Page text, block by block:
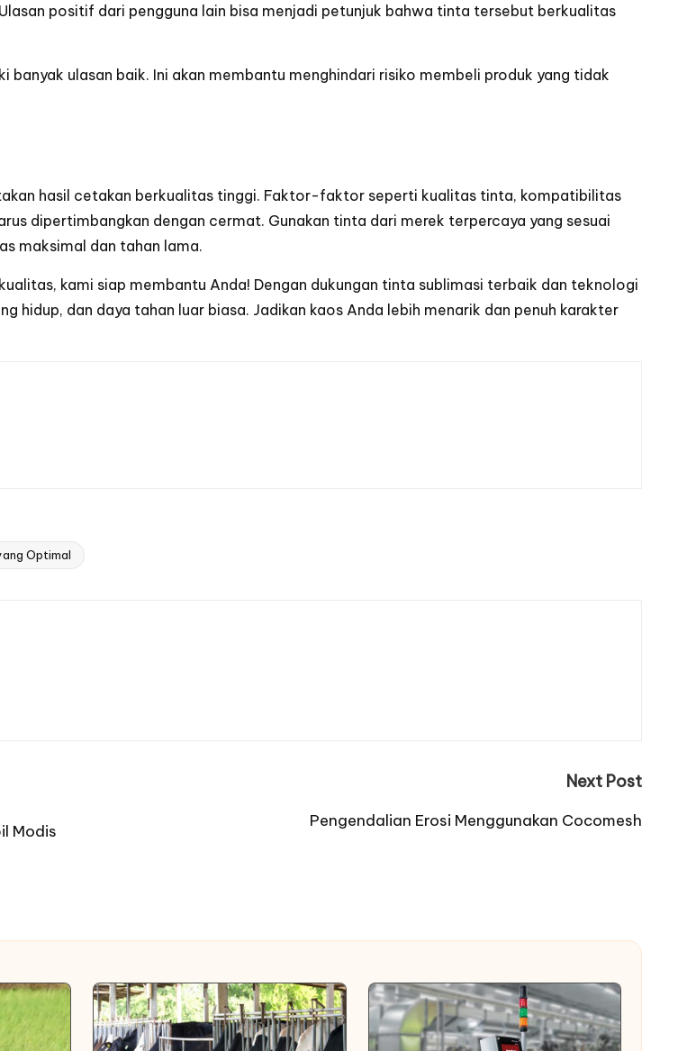
positif dari pengguna lain bisa menjadi petunjuk bahwa tinta tersebut berkualitas
ulasan baik. Ini akan membantu menghindari risiko membeli produk yang tidak
hasil cetakan berkualitas tinggi. Faktor-faktor seperti kualitas tinta, kompatibilitas
dipertimbangkan dengan cermat. Gunakan tinta dari merek terpercaya yang sesuai
maksimal dan tahan lama.
kami siap membantu Anda! Dengan dukungan tinta sublimasi terbaik dan teknologi
hidup, dan daya tahan luar biasa. Jadikan kaos Anda lebih menarik dan penuh karakter
Optimal
Modis
Next Post
Pengendalian Erosi Menggunakan Cocomesh